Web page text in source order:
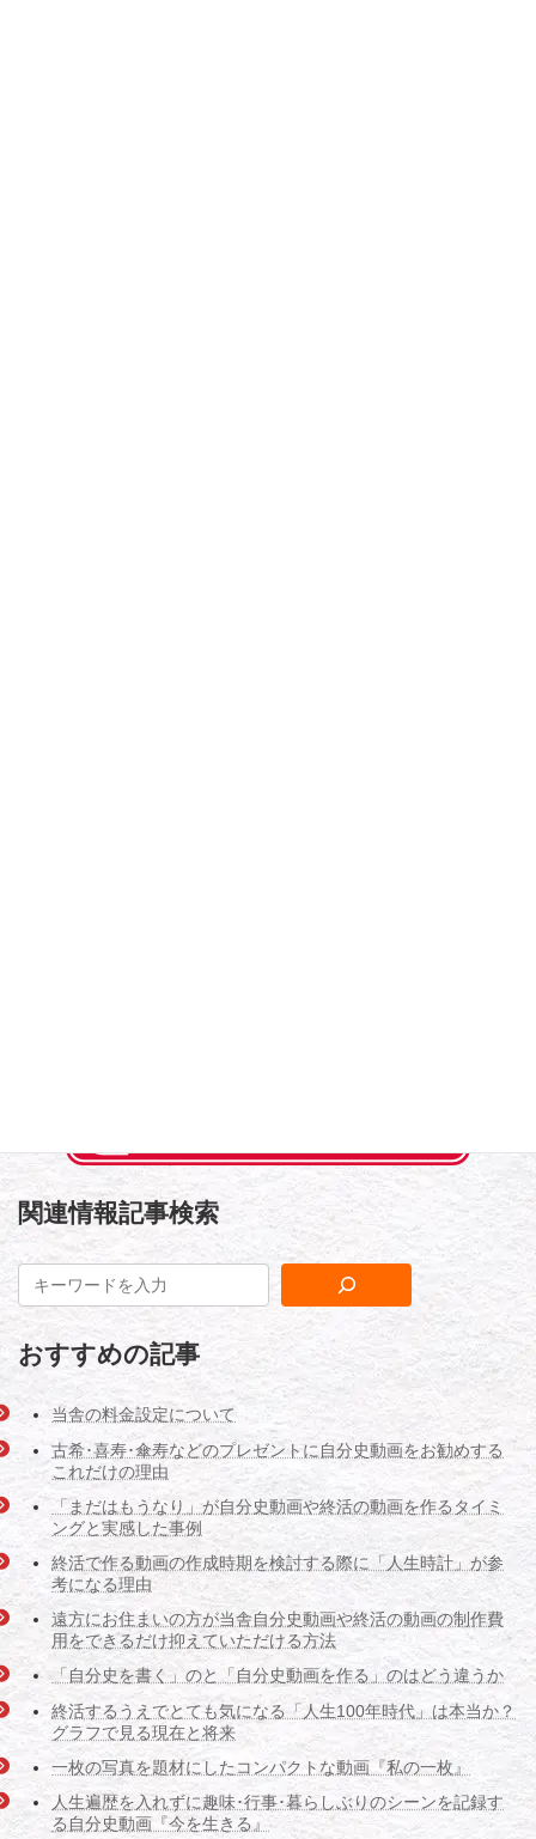
関連情報記事検索
おすすめの記事
当舎の料金設定について
古希･喜寿･傘寿などのプレゼントに自分史動画をお勧めする
これだけの理由
「まだはもうなり」が自分史動画や終活の動画を作るタイミ
ングと実感した事例
終活で作る動画の作成時期を検討する際に「人生時計」が参
考になる理由
遠方にお住まいの方が当舎自分史動画や終活の動画の制作費
用をできるだけ抑えていただける方法
「自分史を書く」のと「自分史動画を作る」のはどう違うか
終活するうえでとても気になる「人生100年時代」は本当か？
グラフで見る現在と将来
一枚の写真を題材にしたコンパクトな動画『私の一枚』
人生遍歴を入れずに趣味･行事･暮らしぶりのシーンを記録す
る自分史動画『今を生きる』